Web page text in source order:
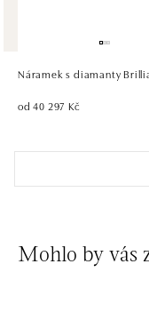
Pribinova 8, 811 09
dnes otevřeno
Náramek s diamanty
od 40 297 Kč
Mohlo by vás